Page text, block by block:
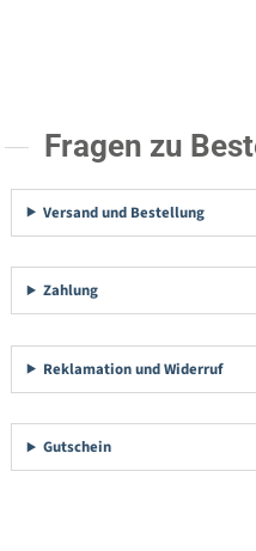
Fragen zu
Versand und Bestellung
Zahlung
Reklamation und Widerruf
Gutschein